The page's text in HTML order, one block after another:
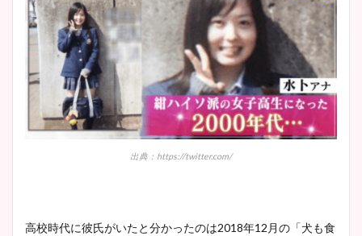
調査！
宇賀神メグアナのニット画像
まとめ！足も美脚でカップも
凄い！
かわいい！カップや水着姿も
出典：https://twitter.com/
高校時代に彼氏がいたと分かったのは2018年12月の「犬も食